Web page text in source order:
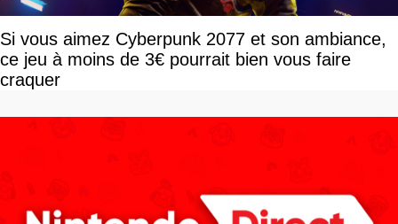
Si vous aimez Cyberpunk 2077 et son ambiance,
ce jeu à moins de 3€ pourrait bien vous faire
craquer